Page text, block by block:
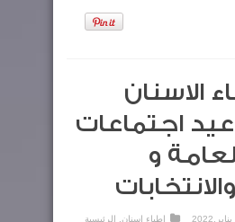
الاسنان
اجتماعات
و
اطباء اسنان,
الرئيسية